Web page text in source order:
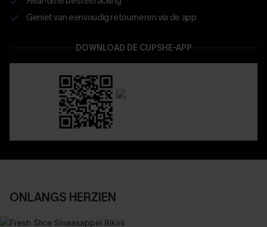
Geniet van eenvoudig retourneren via de app
DOWNLOAD DE CUPSHE-APP
ONLANGS HERZIEN